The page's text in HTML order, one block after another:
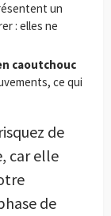
un
: elles ne
caoutchouc
ce qui
de
car elle
de